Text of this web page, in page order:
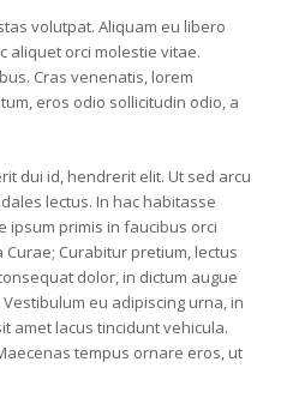
volutpat. Aliquam eu libero
aliquet orci molestie vitae.
Cras venenatis, lorem
eros odio sollicitudin odio, a
dui id, hendrerit elit. Ut sed arcu
lectus. In hac habitasse
ipsum primis in faucibus orci
Curabitur pretium, lectus
dolor, in dictum augue
eu adipiscing urna, in
amet lacus tincidunt vehicula.
tempus ornare eros, ut